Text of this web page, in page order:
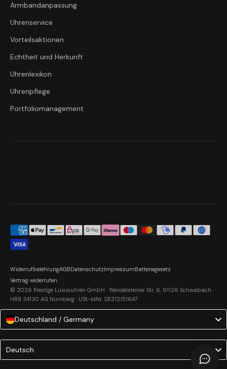
Armbandanpassung
Uhrenservice
Vorteilsaktionen
Echtheit und Herkunft
Uhrenlexikon
Uhrenpflege
Portfoliomanagement
© 2026 Prestige Luxusuhren GmbH · Wendelsteiner Str. 6, 91126 Schwabach ·
HRB 34130 AG Nürnberg · USt-IdNr. DE312151647
WiderrufbelehrungAGBDatenschutzImpressumBatteriegesetz
Vertrag widerrufen
Deutschland / Germany
Language
Deutsch